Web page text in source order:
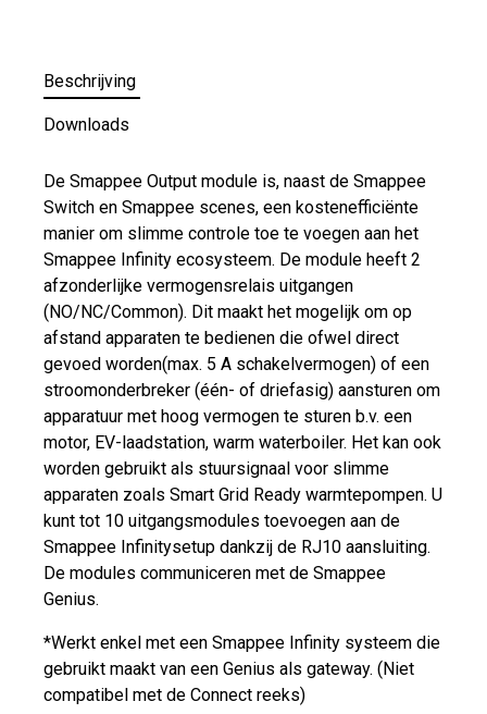
Beschrijving
Downloads
De Smappee Output module is, naast de Smappee
Switch en Smappee scenes, een kostenefficiënte
manier om slimme controle toe te voegen aan het
Smappee Infinity ecosysteem. De module heeft 2
afzonderlijke vermogensrelais uitgangen
(NO/NC/Common). Dit maakt het mogelijk om op
afstand apparaten te bedienen die ofwel direct
gevoed worden(max. 5 A schakelvermogen) of een
stroomonderbreker (één- of driefasig) aansturen om
apparatuur met hoog vermogen te sturen b.v. een
motor, EV-laadstation, warm waterboiler. Het kan ook
worden gebruikt als stuursignaal voor slimme
apparaten zoals Smart Grid Ready warmtepompen. U
kunt tot 10 uitgangsmodules toevoegen aan de
Smappee Infinitysetup dankzij de RJ10 aansluiting.
De modules communiceren met de Smappee
Genius.
*Werkt enkel met een Smappee Infinity systeem die
gebruikt maakt van een Genius als gateway. (Niet
compatibel met de Connect reeks)